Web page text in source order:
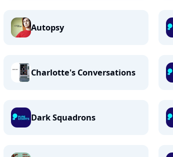
Autopsy
Charlotte's Conversations
Dark Squadrons